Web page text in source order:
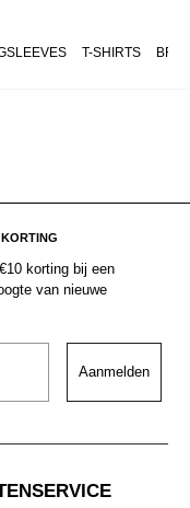
T-SHIRTS
korting bij een
van nieuwe
Aanmelden